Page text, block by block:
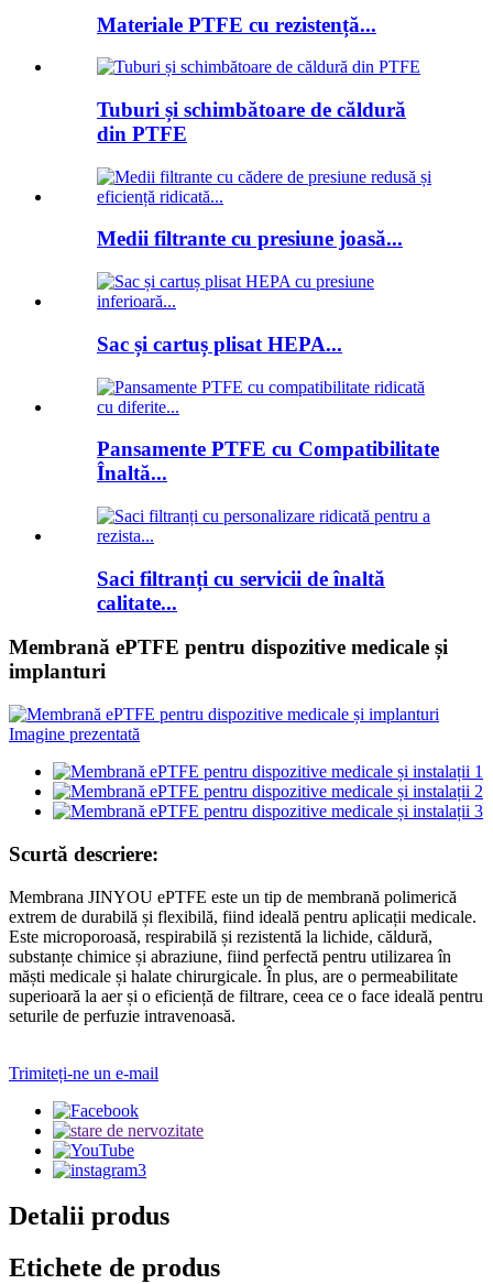
Materiale PTFE cu rezistență...
Tuburi și schimbătoare de căldură
din PTFE
Medii filtrante cu presiune joasă...
Sac și cartuș plisat HEPA...
Pansamente PTFE cu Compatibilitate
Înaltă...
Saci filtranți cu servicii de înaltă
calitate...
Membrană ePTFE pentru dispozitive medicale și
implanturi
Scurtă descriere:
Membrana JINYOU ePTFE este un tip de membrană polimerică
extrem de durabilă și flexibilă, fiind ideală pentru aplicații medicale.
Este microporoasă, respirabilă și rezistentă la lichide, căldură,
substanțe chimice și abraziune, fiind perfectă pentru utilizarea în
măști medicale și halate chirurgicale. În plus, are o permeabilitate
superioară la aer și o eficiență de filtrare, ceea ce o face ideală pentru
seturile de perfuzie intravenoasă.
Trimiteți-ne un e-mail
Detalii produs
Etichete de produs